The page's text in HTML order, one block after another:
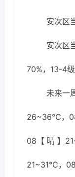
安次区
安次区
70%，13-4级
未来一
26~36℃，
08【 晴 】
21~31℃，